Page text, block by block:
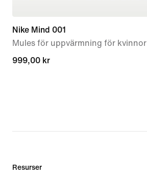
Nike Mind 001
Mules för uppvärmning för kvinnor
999,00 kr
999,00 kr
Resurser